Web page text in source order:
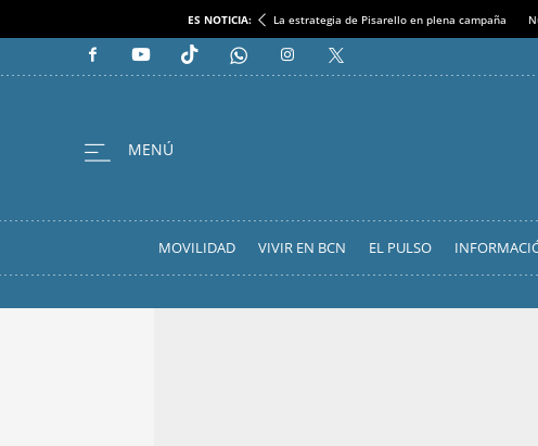
ES NOTICIA: La estrategia de Pisarello en plena campaña
MOVILIDAD VIVIR EN BCN EL PULSO